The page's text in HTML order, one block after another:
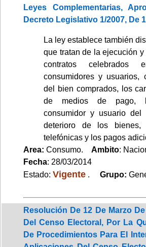
Leyes Complementarias,
Decreto Legislativo 1/2007, De
La ley establece también
que tratan de la ejecución
contratos celebrados
consumidores y usuarios,
del bien comprados, los
de medios de pago,
consumidor y usuario
deterioro de los bienes,
telefónicas y los pagos
Area: Consumo. Ambito:
Fecha: 28/03/2014
Estado: Vigente . Grupo:
Resolución De 12 De Marzo
Del Censo Electoral, Por La
De Procedimientos Para El